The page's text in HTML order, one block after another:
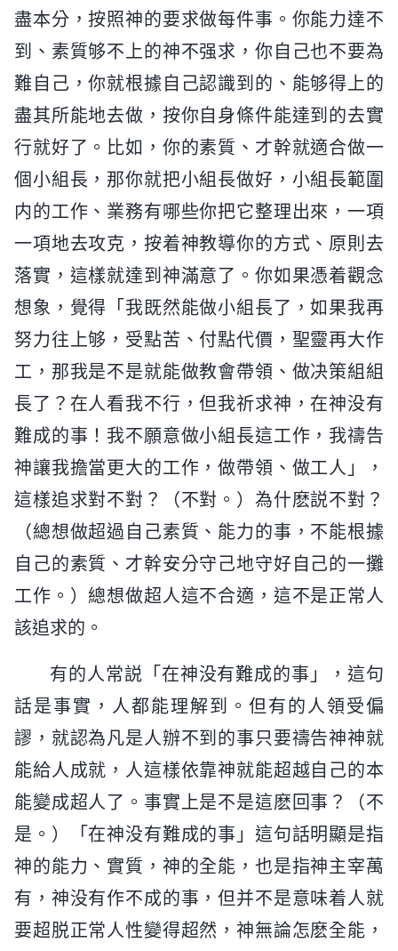
盡本分，按照神的要求做每件事。你能力達不
到、素質够不上的神不强求，你自己也不要為
難自己，你就根據自己認識到的、能够得上的
盡其所能地去做，按你自身條件能達到的去實
行就好了。比如，你的素質、才幹就適合做一
個小組長，那你就把小組長做好，小組長範圍
内的工作、業務有哪些你把它整理出來，一項
一項地去攻克，按着神教導你的方式、原則去
落實，這樣就達到神滿意了。你如果憑着觀念
想象，覺得「我既然能做小組長了，如果我再
努力往上够，受點苦、付點代價，聖靈再大作
工，那我是不是就能做教會帶領、做决策組組
長了？在人看我不行，但我祈求神，在神没有
難成的事！我不願意做小組長這工作，我禱告
神讓我擔當更大的工作，做帶領、做工人」，
這樣追求對不對？（不對。）為什麽説不對？
（總想做超過自己素質、能力的事，不能根據
自己的素質、才幹安分守己地守好自己的一攤
工作。）總想做超人這不合適，這不是正常人
該追求的。
有的人常説「在神没有難成的事」，這句
話是事實，人都能理解到。但有的人領受偏
謬，就認為凡是人辦不到的事只要禱告神神就
能給人成就，人這樣依靠神就能超越自己的本
能變成超人了。事實上是不是這麽回事？（不
是。）「在神没有難成的事」這句話明顯是指
神的能力、實質，神的全能，也是指神主宰萬
有，神没有作不成的事，但并不是意味着人就
要超脱正常人性變得超然，神無論怎麽全能，